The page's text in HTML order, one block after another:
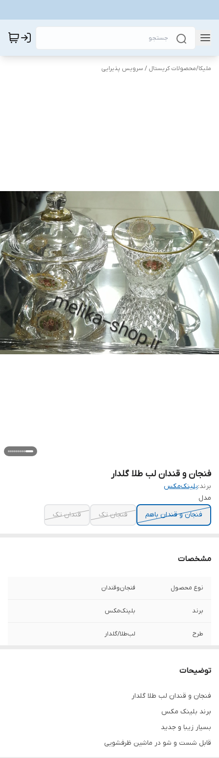
ملیکا/محصولات کریستال / سرویس پذیرایی
فنجان و قندان لب طلا گلدار
برند:بلینک‌مکس
مدل
فنجان و قندان باهم
فنجان تک قندان تک
مشخصات
نوع محصول فنجان‌‌و‌قندان
برند بلینک‌مکس
طرح لب‌طلا‌/‌گلدار
توضیحات
فنجان و قندان لب طلا گلدار
برند بلینک مکس
بسیار زیبا و جدید
قابل شست و شو در ماشین ظرفشویی